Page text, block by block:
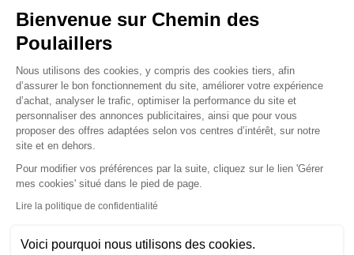
Bienvenue sur Chemin des
Poulaillers
Plateforme de Gestion du
Nous utilisons des cookies, y compris des cookies tiers, afin
d’assurer le bon fonctionnement du site, améliorer votre expérience
d’achat, analyser le trafic, optimiser la performance du site et
personnaliser des annonces publicitaires, ainsi que pour vous
proposer des offres adaptées selon vos centres d’intérêt, sur notre
site et en dehors.
Pour modifier vos préférences par la suite, cliquez sur le lien 'Gérer
mes cookies' situé dans le pied de page.
Lire la politique de confidentialité
Voici pourquoi nous utilisons des cookies.
Axeptio consent
Bâche Deluxe taille S pour
parc 4x2m et 6x2m verte
37,90 €
Bâche Deluxe taille L pour
parc 3x3m verte
45,20 €